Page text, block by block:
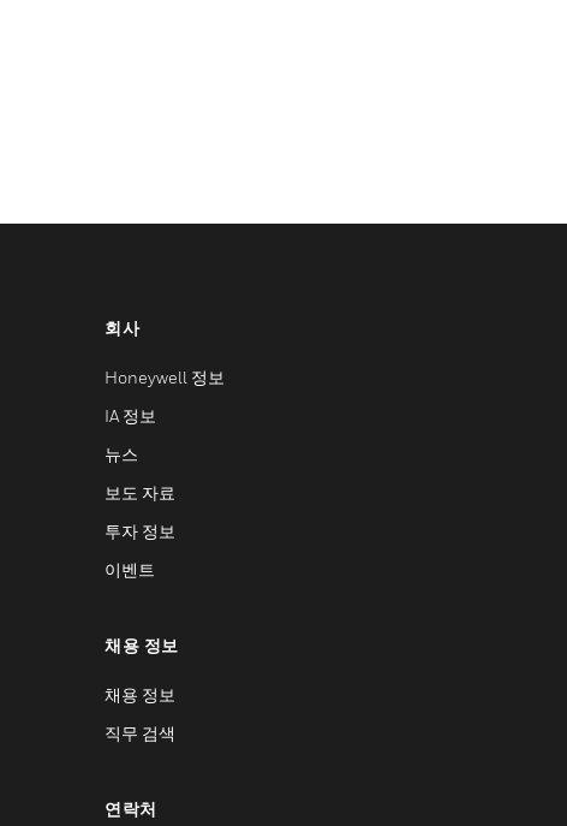
회사
Honeywell 정보
IA 정보
뉴스
보도 자료
투자 정보
이벤트
채용 정보
채용 정보
직무 검색
연락처